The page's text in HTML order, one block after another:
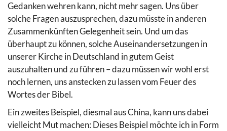
Gedanken wehren kann, nicht mehr sagen. Uns über
solche Fragen auszusprechen, dazu müsste in anderen
Zusammenkünften Gelegenheit sein. Und um das
überhaupt zu können, solche Auseinandersetzungen in
unserer Kirche in Deutschland in gutem Geist
auszuhalten und zu führen – dazu müssen wir wohl erst
noch lernen, uns anstecken zu lassen vom Feuer des
Wortes der Bibel.
Ein zweites Beispiel, diesmal aus China, kann uns dabei
vielleicht Mut machen: Dieses Beispiel möchte ich in Form